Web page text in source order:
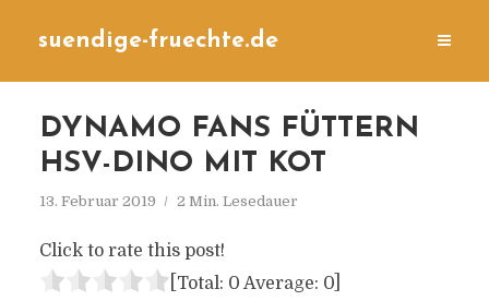
suendige-fruechte.de
DYNAMO FANS FÜTTERN
HSV-DINO MIT KOT
13. Februar 2019 2 Min. Lesedauer
Click to rate this post!
[Total: 0 Average: 0]